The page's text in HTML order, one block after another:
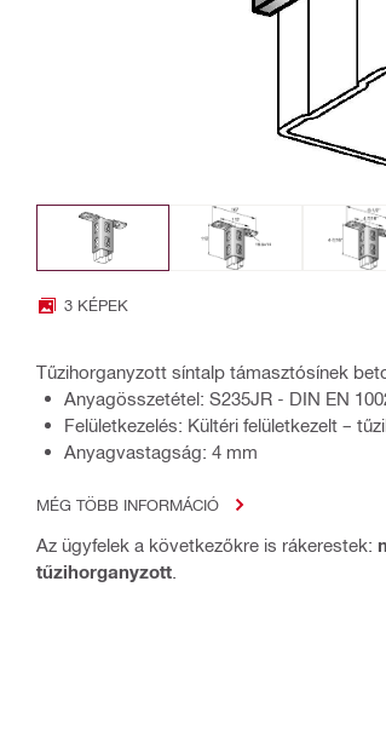
3 KÉPEK
Tűzihorganyzott síntalp támasztósínek
Anyagösszetétel: S235JR - DIN EN
Felületkezelés: Kültéri felületkezelt –
Anyagvastagság: 4 mm
MÉG TÖBB INFORMÁCIÓ
Az ügyfelek a következőkre is rákerestek:
tűzihorganyzott